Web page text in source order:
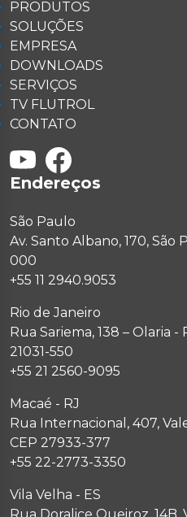
PRODUTOS
SOLUÇÕES
EMPRESA
DOWNLOADS
SERVIÇOS
TV FLUTROL
CONTATO
Endereços
São Paulo
Av. Santo Albano, 170, São
000
+55 11 2940.9053
Rio de Janeiro
Rua Sariema, 138 – Olaria -
21031-550
+55 21 2560-9095
Macaé - RJ
Rua Internacional, 407,
CEP 27933-377
+55 22-2773-3350
Vila Velha - ES